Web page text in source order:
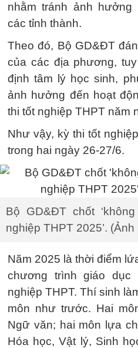
nhằm tránh ảnh
các tỉnh thành.
Theo đó, Bộ GD&ĐT
của các địa phương,
định tâm lý học sinh,
ảnh hưởng đến hoạt
thi tốt nghiệp THPT năm
Như vậy, kỳ thi tốt
trong hai ngày 26-27/6.
Bộ GD&ĐT chốt
nghiệp THPT 2025’.
Năm 2025 là thời điểm
chương trình giáo dục
nghiệp THPT. Thí sinh
môn như trước. Hai
Ngữ văn; hai môn lựa
Hóa học, Vật lý, Sinh